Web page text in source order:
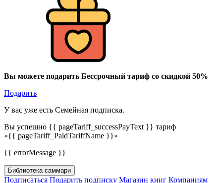
Вы можете подарить Бессрочный тариф со скидкой 50%
Подарить
У вас уже есть Семейная подписка.
Вы успешно {{ pageTariff_successPayText }} тариф
«{{ pageTariff_PaidTariffName }}»
{{ errorMessage }}
Библиотека саммари
Подписаться Подарить подписку Магазин книг Компаниям